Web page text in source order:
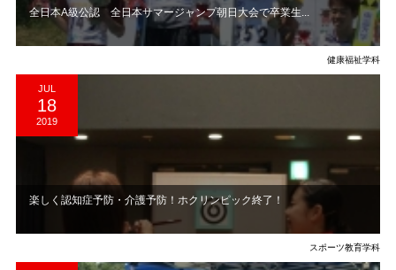
全日本A級公認 全日本サマージャンプ朝日大会で卒業生...
健康福祉学科
JUL
18
2019
楽しく認知症予防・介護予防！ホクリンピック終了！
スポーツ教育学科